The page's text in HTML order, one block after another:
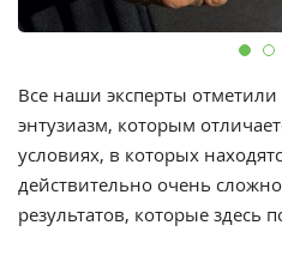
Все наши эксперты
энтузиазм, которым
условиях, в которых
действительно очень сложно
результатов, которые здесь